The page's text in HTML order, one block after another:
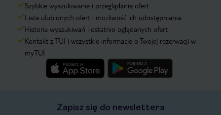
Szybkie wyszukiwanie i przeglądanie ofert
Lista ulubionych ofert i możliwość ich udostępniania
Historia wyszukiwań i ostatnio oglądanych ofert
Kontakt z TUI i wszystkie informacje o Twojej rezerwacji w
myTUI
Zapisz się do newslettera